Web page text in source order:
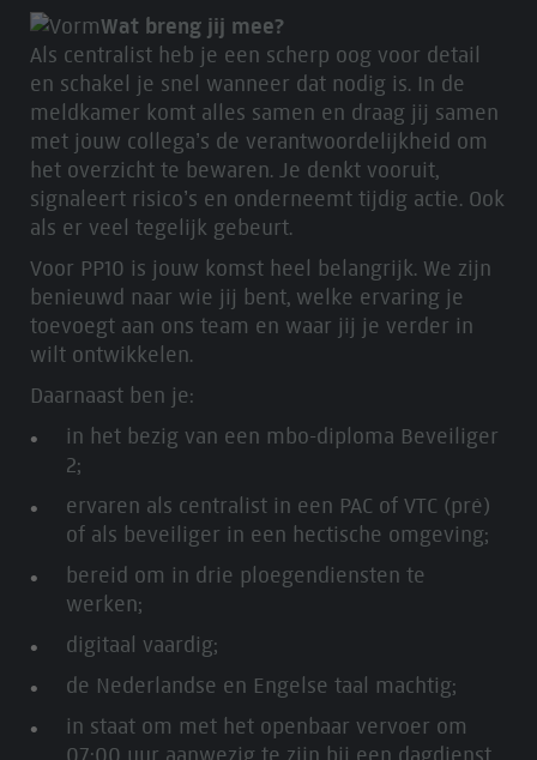
Wat breng jij mee?
Als centralist heb je een scherp oog voor detail
en schakel je snel wanneer dat nodig is. In de
meldkamer komt alles samen en draag jij samen
met jouw collega’s de verantwoordelijkheid om
het overzicht te bewaren. Je denkt vooruit,
signaleert risico’s en onderneemt tijdig actie. Ook
als er veel tegelijk gebeurt.
Voor PP10 is jouw komst heel belangrijk. We zijn
benieuwd naar wie jij bent, welke ervaring je
toevoegt aan ons team en waar jij je verder in
wilt ontwikkelen.
Daarnaast ben je:
in het bezig van een mbo-diploma Beveiliger
2;
ervaren als centralist in een PAC of VTC (pré)
of als beveiliger in een hectische omgeving;
bereid om in drie ploegendiensten te
werken;
digitaal vaardig;
de Nederlandse en Engelse taal machtig;
in staat om met het openbaar vervoer om
07:00 uur aanwezig te zijn bij een dagdienst